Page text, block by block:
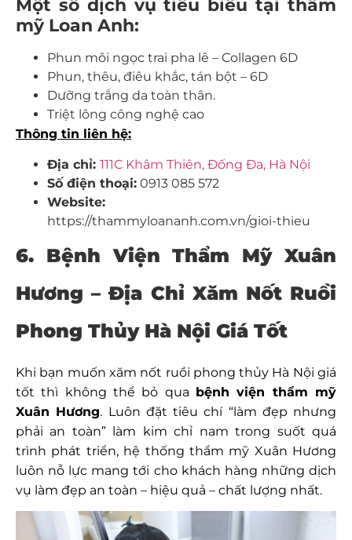
Một số dịch vụ tiêu biểu tại thẩm
mỹ Loan Anh:
Phun môi ngọc trai pha lê – Collagen 6D
Phun, thêu, điêu khắc, tán bột – 6D
Dưỡng trắng da toàn thân.
Triệt lông công nghệ cao
Thông tin liên hệ:
Địa chỉ: 111C Khâm Thiên, Đống Đa, Hà Nội
Số điện thoại: 0913 085 572
Website:
https://thammyloananh.com.vn/gioi-thieu
6. Bệnh Viện Thẩm Mỹ Xuân
Hương – Địa Chỉ Xăm Nốt Ruồi
Phong Thủy Hà Nội Giá Tốt
Khi bạn muốn xăm nốt ruồi phong thủy Hà Nội giá
tốt thì không thể bỏ qua bệnh viện thẩm mỹ
Xuân Hương. Luôn đặt tiêu chí “làm đẹp nhưng
phải an toàn” làm kim chỉ nam trong suốt quá
trình phát triển, hệ thống thẩm mỹ Xuân Hương
luôn nỗ lực mang tới cho khách hàng những dịch
vụ làm đẹp an toàn – hiệu quả – chất lượng nhất.